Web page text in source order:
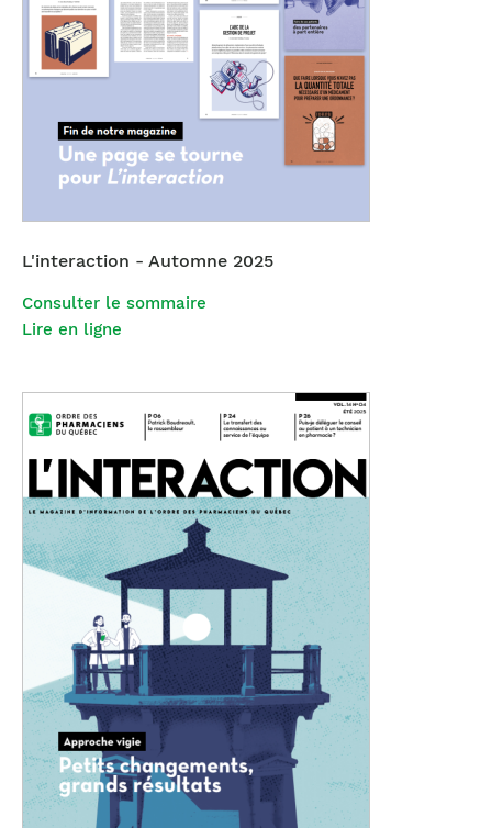
L'interaction - Automne 2025
Consulter le sommaire
Lire en ligne